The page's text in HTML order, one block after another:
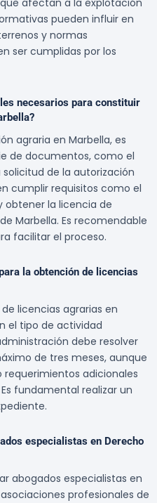
afectan a la explotación
pueden influir en
y normas
ser cumplidas por los
necesarios para constituir
agraria en Marbella, es
de documentos, como el
de la autorización
cumplir requisitos como el
obtener la licencia de
Marbella. Es recomendable
facilitar el proceso.
la obtención de licencias
licencias agrarias en
el tipo de actividad
debe resolver
de tres meses, aunque
adicionales
fundamental realizar un
especialistas en Derecho
abogados especialistas en
profesionales de